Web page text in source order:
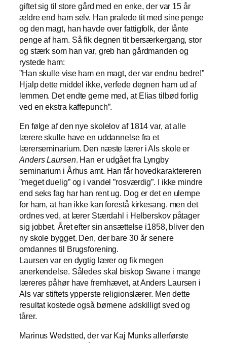
giftet sig til store gård med en enke, der var 15 år
ældre end ham selv. Han pralede tit med sine penge
og den magt, han havde over fattigfolk, der lånte
penge af ham. Så fik degnen tit bersærkergang, stor
og stærk som han var, greb han gårdmanden og
rystede ham:
”Han skulle vise ham en magt, der var endnu bedre!”
Hjalp dette middel ikke, verfede degnen ham ud af
lemmen. Det endte gerne med, at Elias tilbød forlig
ved en ekstra kaffepunch”.
En følge af den nye skolelov af 1814 var, at alle
lærere skulle have en uddannelse fra et
lærerseminarium. Den næste lærer i Als skole er
Anders Laursen. Han er udgået fra Lyngby
seminarium i Århus amt. Han får hovedkaraktereren
”meget duelig” og i vandel ”rosværdig”. I ikke mindre
end seks fag har han rent ug. Dog er det en ulempe
for ham, at han ikke kan forestå kirkesang. men det
ordnes ved, at lærer Stærdahl i Helberskov påtager
sig jobbet. Året efter sin ansættelse i1858, bliver den
ny skole bygget. Den, der bare 30 år senere
omdannes til Brugsforening.
Laursen var en dygtig lærer og fik megen
anerkendelse. Således skal biskop Swane i mange
læreres påhør have fremhævet, at Anders Laursen i
Als var stiftets ypperste religionslærer. Men dette
resultat kostede også børnene adskilligt sved og
tårer.
Marinus Wedstted, der var Kaj Munks allerførste